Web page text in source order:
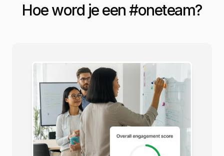
Hoe word je een #oneteam?